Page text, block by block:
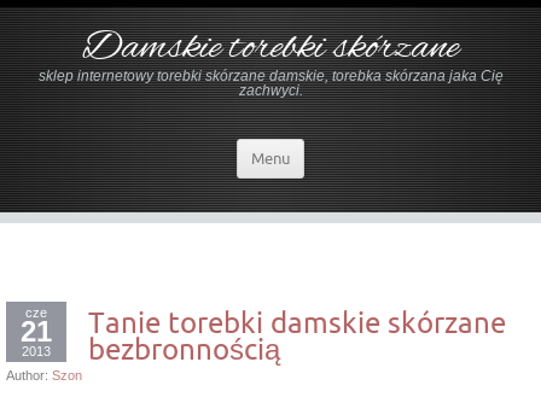
Damskie torebki skórzane
sklep internetowy torebki skórzane damskie, torebka skórzana jaka Cię
zachwyci.
Menu
cze
21
2013
Tanie torebki damskie skórzane
bezbronnością
Author: Szon